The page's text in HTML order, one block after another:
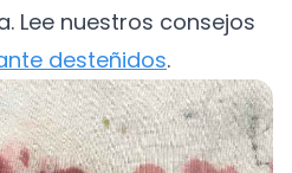
Lee nuestros consejos
desteñidos.